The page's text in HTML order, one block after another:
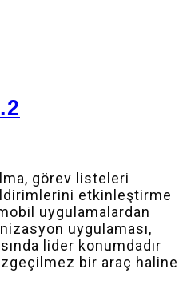
görev listeleri
etkinleştirme
uygulamalardan
uygulaması,
lider konumdadır
bir araç haline